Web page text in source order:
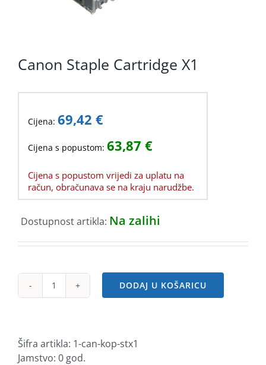
Canon Staple Cartridge X1
Cijena: 69,42 €
Cijena s popustom: 63,87 €
Cijena s popustom vrijedi za uplatu na
račun, obračunava se na kraju narudžbe.
Dostupnost artikla: Na zalihi
Canon
količina
DODAJ U KOŠARICU
Šifra artikla: 1-can-kop-stx1
Jamstvo: 0 god.